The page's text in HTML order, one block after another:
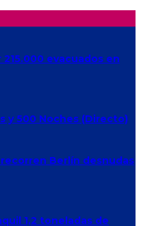
evacuados en
y 500 Noches (Directo)
Berlín desnudas
1,2 toneladas de